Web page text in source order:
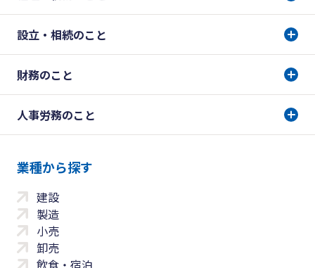
設立・相続のこと
財務のこと
人事労務のこと
業種から探す
建設
製造
小売
卸売